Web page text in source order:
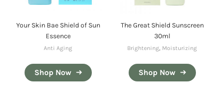
Your Skin Bae Shield of Sun
Essence
Anti Aging
Shop Now
The Great Shield Sunscreen
30ml
Brightening Moisturizing
Shop Now